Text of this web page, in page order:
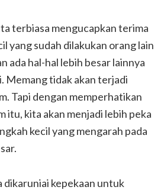
terbiasa mengucapkan terima
yang sudah dilakukan orang lain
ada hal-hal lebih besar lainnya
Memang tidak akan terjadi
Tapi dengan memperhatikan
itu, kita akan menjadi lebih peka
kecil yang mengarah pada
dikaruniai kepekaan untuk